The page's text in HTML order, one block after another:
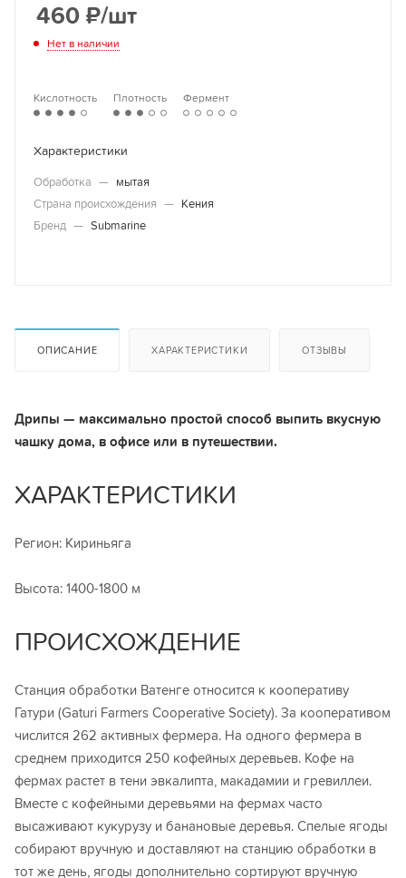
460 ₽/шт
Нет в наличии
Кислотность Плотность Фермент
Характеристики
Обработка — мытая
Страна происхождения — Кения
Бренд — Submarine
ОПИСАНИЕ ХАРАКТЕРИСТИКИ ОТЗЫВЫ
Дрипы — максимально простой способ выпить вкусную
чашку дома, в офисе или в путешествии.
ХАРАКТЕРИСТИКИ
Регион: Кириньяга
Высота: 1400-1800 м
ПРОИСХОЖДЕНИЕ
Станция обработки Ватенге относится к кооперативу
Гатури (Gaturi Farmers Cooperative Society). За кооперативом
числится 262 активных фермера. На одного фермера в
среднем приходится 250 кофейных деревьев. Кофе на
фермах растет в тени эвкалипта, макадамии и гревиллеи.
Вместе с кофейными деревьями на фермах часто
высаживают кукурузу и банановые деревья. Спелые ягоды
собирают вручную и доставляют на станцию обработки в
тот же день, ягоды дополнительно сортируют вручную